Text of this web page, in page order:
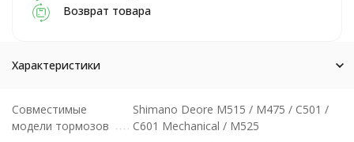
Возврат товара
Характеристики
Совместимые
модели тормозов
Shimano Deore M515 / M475 / C501 /
C601 Mechanical / M525